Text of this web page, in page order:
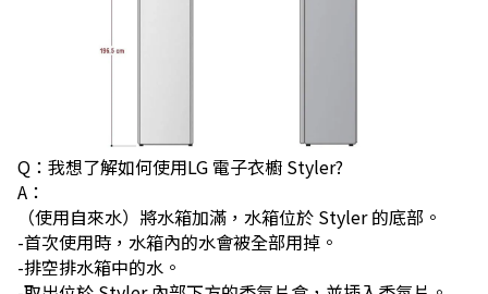
Q：我想了解如何使用LG 電子衣櫥 Styler?
A：
（使用自來水）將水箱加滿，水箱位於 Styler 的底部。
-首次使用時，水箱內的水會被全部用掉。
-排空排水箱中的水。